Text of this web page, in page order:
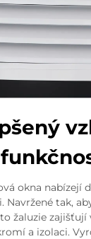
okna nabízejí
Navržené tak,
žaluzie
a izolaci.